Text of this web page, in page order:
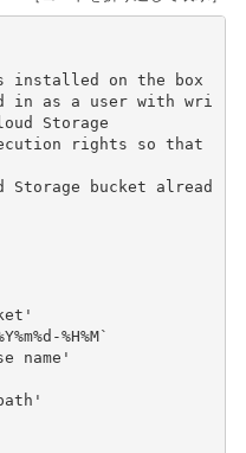
on the box
in as a user with wri
Storage
rights so that
Storage bucket alread
%H%M`
name'